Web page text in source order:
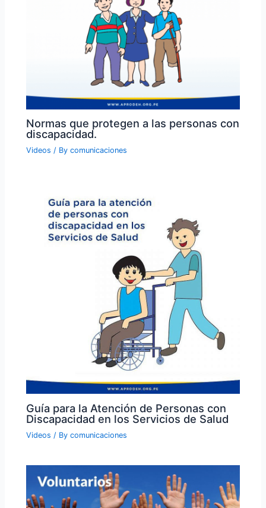
Normas que protegen a las personas con
discapacidad.
Videos / Bycomunicaciones
Guía para la Atención de Personas con
Discapacidad en los Servicios de Salud
Videos / Bycomunicaciones